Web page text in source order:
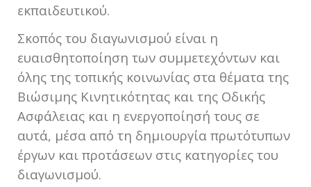
εκπαιδευτικού.
Σκοπός του διαγωνισμού είναι η
ευαισθητοποίηση των συμμετεχόντων και
όλης της τοπικής κοινωνίας στα θέματα της
Βιώσιμης Κινητικότητας και της Οδικής
Ασφάλειας και η ενεργοποίησή τους σε
αυτά, μέσα από τη δημιουργία πρωτότυπων
έργων και προτάσεων στις κατηγορίες του
διαγωνισμού.